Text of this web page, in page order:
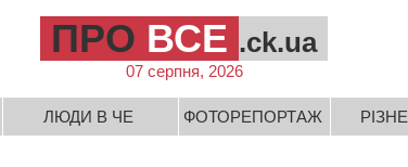
ПРО ВСЕ .ck.ua
07 серпня, 2026
ЛЮДИ В ЧЕ ФОТОРЕПОРТАЖ РІЗНЕ